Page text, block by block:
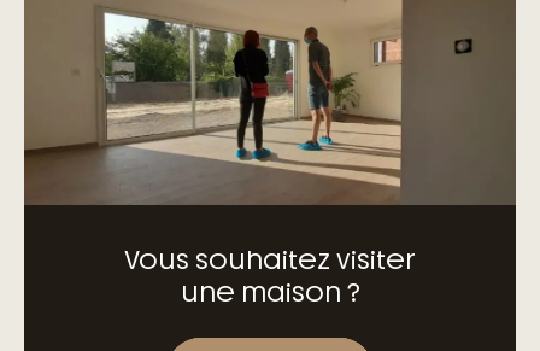
Vous souhaitez visiter
une maison ?